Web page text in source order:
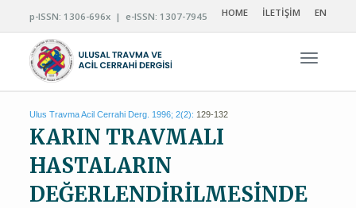
p-ISSN: 1306-696x | e-ISSN: 1307-7945 HOME İLETİŞİM EN
Ulus Travma Acil Cerrahi Derg. 1996; 2(2): 129-132
KARIN TRAVMALI
HASTALARIN
DEĞERLENDİRİLMESİNDE